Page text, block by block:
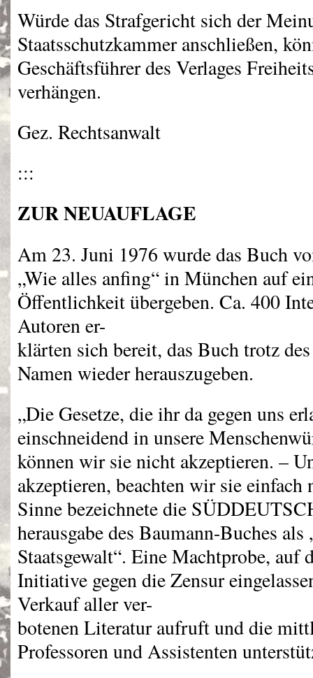
Würde das Strafgericht sich der
Staatsschutzkammer anschließen,
Geschäftsführer des Verlages
verhängen.
Gez. Rechtsanwalt
:::
ZURNEUAUFLAGE
Am 23. Juni 1976 wurde das Buch
„Wie alles anfing“ in München auf
Öffentlichkeit übergeben. Ca. 400
Autoren er-
klärten sich bereit, das Buch trotz
Namen wieder herauszugeben.
„Die Gesetze, die ihr da gegen uns
einschneidend in unsere
können wir sie nicht akzeptieren. –
akzeptieren, beachten wir sie
Sinne bezeichnete die
herausgabe des Baumann-Buches
Staatsgewalt“. Eine Machtprobe, auf
Initiative gegen die Zensur
Verkauf aller ver-
botenen Literatur aufruft und die
Professoren und Assistenten